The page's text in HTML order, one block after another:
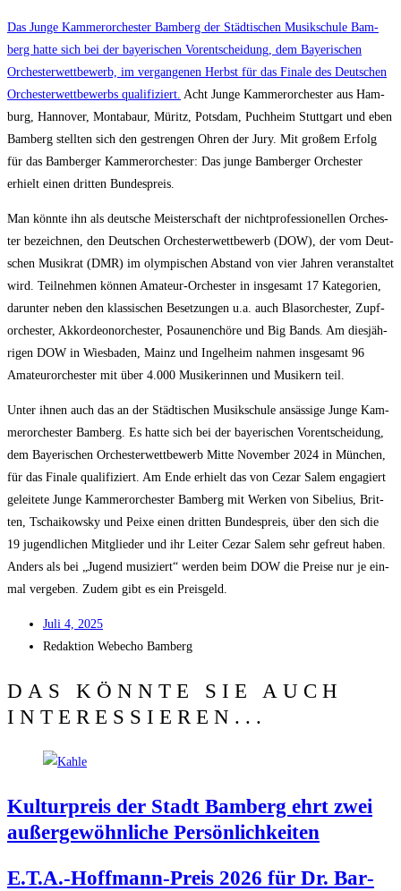
Das Jun­ge Kam­mer­or­ches­ter Bam­berg der Städ­ti­schen Musik­schu­le Bam­
berg hat­te sich bei der baye­ri­schen Vor­ent­schei­dung, dem Baye­ri­schen
Orches­ter­wett­be­werb, im ver­gan­ge­nen Herbst für das Fina­le des Deut­schen
Orches­ter­wett­be­werbs qua­li­fi­ziert. Acht Jun­ge Kam­mer­or­ches­ter aus Ham­
burg, Han­no­ver, Mon­ta­baur, Müritz, Pots­dam, Puch­heim Stutt­gart und eben
Bam­berg stell­ten sich den gestren­gen Ohren der Jury. Mit gro­ßem Erfolg
für das Bam­ber­ger Kam­mer­or­ches­ter: Das jun­ge Bam­ber­ger Orches­ter
erhielt einen drit­ten Bundespreis.
Man könn­te ihn als deut­sche Meis­ter­schaft der nicht­pro­fes­sio­nel­len Orches­
ter bezeich­nen, den Deut­schen Orches­ter­wett­be­werb (DOW), der vom Deut­
schen Musik­rat (DMR) im olym­pi­schen Abstand von vier Jah­ren ver­an­stal­tet
wird. Teil­neh­men kön­nen Ama­teur-Orches­ter in ins­ge­samt 17 Kate­go­rien,
dar­un­ter neben den klas­si­schen Beset­zun­gen u.a. auch Blas­or­ches­ter, Zupf­
or­ches­ter, Akkor­de­on­or­ches­ter, Posau­nen­chö­re und Big Bands. Am dies­jäh­
ri­gen DOW in Wies­ba­den, Mainz und Ingel­heim nah­men ins­ge­samt 96
Ama­teur­or­ches­ter mit über 4.000 Musi­ke­rin­nen und Musi­kern teil.
Unter ihnen auch das an der Städ­ti­schen Musik­schu­le ansäs­si­ge Jun­ge Kam­
mer­or­ches­ter Bam­berg. Es hat­te sich bei der baye­ri­schen Vor­ent­schei­dung,
dem Baye­ri­schen Orches­ter­wett­be­werb Mit­te Novem­ber 2024 in Mün­chen,
für das Fina­le qua­li­fi­ziert. Am Ende erhielt das von Cezar Salem enga­giert
gelei­te­te Jun­ge Kam­mer­or­ches­ter Bam­berg mit Wer­ken von Sibe­l­i­us, Brit­
ten, Tschai­kow­sky und Pei­xe einen drit­ten Bun­des­preis, über den sich die
19 jugend­li­chen Mit­glie­der und ihr Lei­ter Cezar Salem sehr gefreut haben.
Anders als bei „Jugend musi­ziert“ wer­den beim DOW die Prei­se nur je ein­
mal ver­ge­ben. Zudem gibt es ein Preisgeld.
Juli 4, 2025
Redak­ti­on Web­echo Bamberg
DAS KÖNNTE SIE AUCH
INTERESSIEREN...
Kul­tur­preis der Stadt Bam­berg ehrt zwei
außer­ge­wöhn­li­che Persönlichkeiten
E.T.A.-Hoffmann-Preis 2026 für Dr. Bar­